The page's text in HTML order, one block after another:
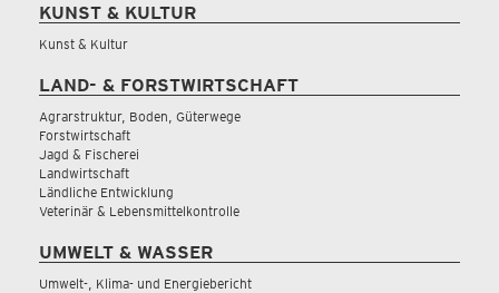
KUNST & KULTUR
Kunst & Kultur
LAND- & FORSTWIRTSCHAFT
Agrarstruktur, Boden, Güterwege
Forstwirtschaft
Jagd & Fischerei
Landwirtschaft
Ländliche Entwicklung
Veterinär & Lebensmittelkontrolle
UMWELT & WASSER
Umwelt-, Klima- und Energiebericht